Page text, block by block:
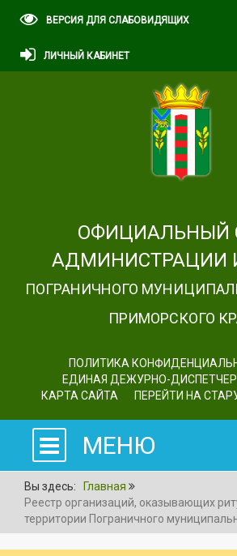
ВЕРСИЯ ДЛЯ СЛАБОВИДЯЩИХ
ЛИЧНЫЙ КАБИНЕТ
ОФИЦИАЛЬНЫЙ
АДМИНИСТРАЦИИ
ПОГРАНИЧНОГО
ПРИМОРСКОГО
ПОЛИТИКА
ЕДИНАЯ ДЕЖУРНО-
КАРТА САЙТА
ПЕРЕЙТИ НА
МЕНЮ
Вы здесь:
Главная
Реестр организаций, оказывающих
территории Пограничного